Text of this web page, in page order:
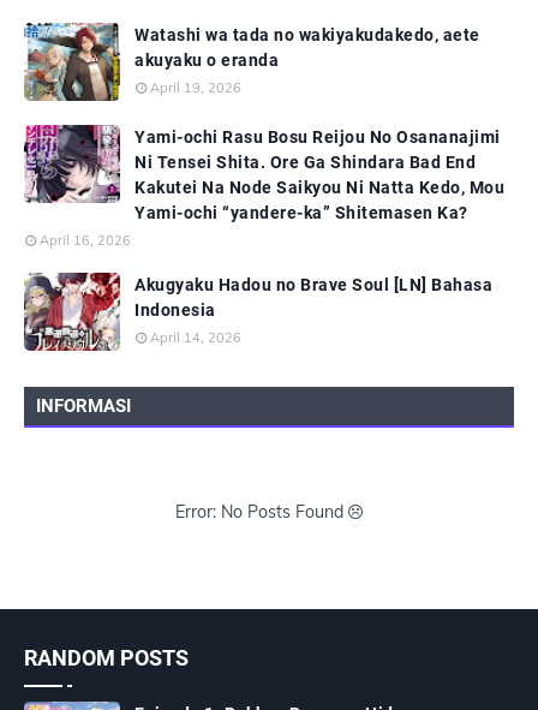
Watashi wa tada no wakiyakudakedo, aete
akuyaku o eranda
April 19, 2026
Yami-ochi Rasu Bosu Reijou No Osananajimi
Ni Tensei Shita. Ore Ga Shindara Bad End
Kakutei Na Node Saikyou Ni Natta Kedo, Mou
Yami-ochi “yandere-ka” Shitemasen Ka?
April 16, 2026
Akugyaku Hadou no Brave Soul [LN] Bahasa
Indonesia
April 14, 2026
INFORMASI
Error: No Posts Found
RANDOM POSTS